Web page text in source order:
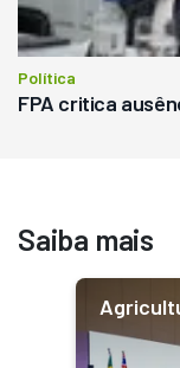
Política
FPA critica
Saiba mais